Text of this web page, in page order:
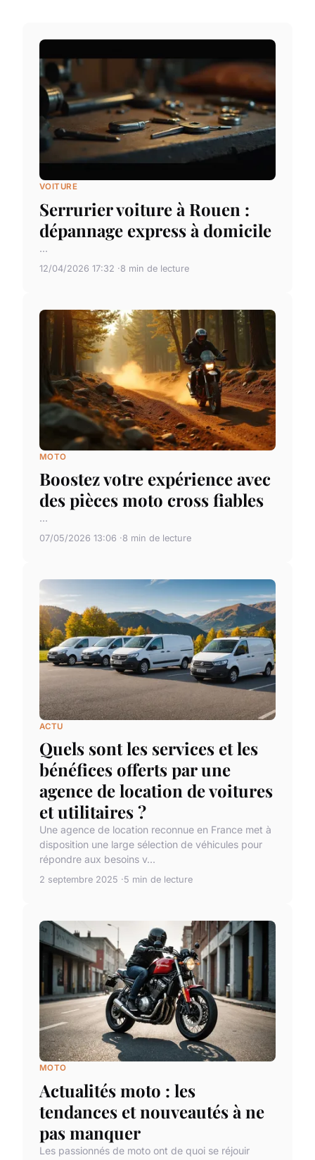
VOITURE
Serrurier voiture à Rouen :
dépannage express à domicile
...
12/04/2026 17:32 8 min de lecture
MOTO
Boostez votre expérience avec
des pièces moto cross fiables
...
07/05/2026 13:06 8 min de lecture
ACTU
Quels sont les services et les
bénéfices offerts par une
agence de location de voitures
et utilitaires ?
Une agence de location reconnue en France met à
disposition une large sélection de véhicules pour
répondre aux besoins v...
2 septembre 2025 5 min de lecture
MOTO
Actualités moto : les
tendances et nouveautés à ne
pas manquer
Les passionnés de moto ont de quoi se réjouir